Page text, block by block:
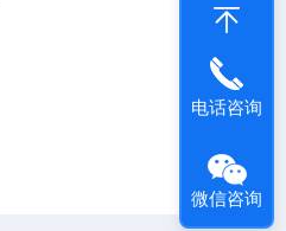
电话咨询
微信咨询